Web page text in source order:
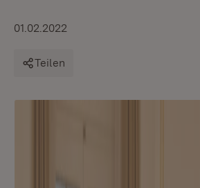
01.02.2022
Teilen